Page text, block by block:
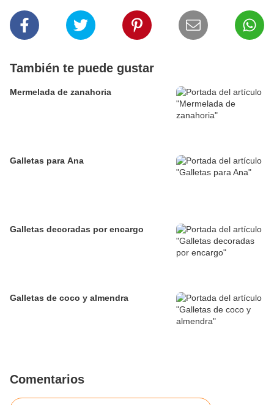
También te puede gustar
Mermelada de zanahoria
Galletas para Ana
Galletas decoradas por encargo
Galletas de coco y almendra
Comentarios